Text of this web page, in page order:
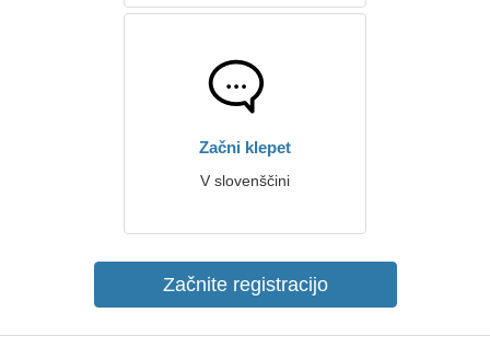
Začni klepet
V slovenščini
Začnite registracijo